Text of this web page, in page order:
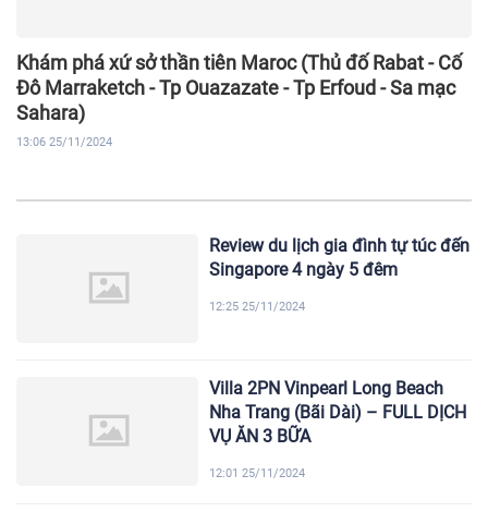
Khám phá xứ sở thần tiên Maroc (Thủ đố Rabat - Cố
Đô Marraketch - Tp Ouazazate - Tp Erfoud - Sa mạc
Sahara)
13:06 25/11/2024
Review du lịch gia đình tự túc đến
Singapore 4 ngày 5 đêm
12:25 25/11/2024
Villa 2PN Vinpearl Long Beach
Nha Trang (Bãi Dài) – FULL DỊCH
VỤ ĂN 3 BỮA
12:01 25/11/2024